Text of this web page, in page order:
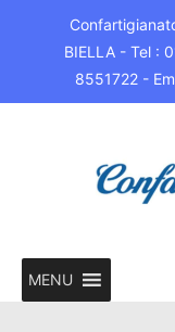
BIELLA - Tel :
8551722 -
MENU